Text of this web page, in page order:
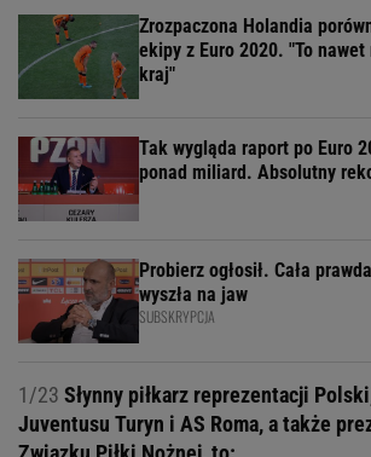
Zrozpaczona Holandia
ekipy z Euro 2020. "To
kraj"
Tak wygląda raport po Euro
ponad miliard. Absolutny
Probierz ogłosił. Cała
wyszła na jaw
SUBSKRYPCJA
1/23 Słynny piłkarz reprezentacji
Juventusu Turyn i AS Roma, a także